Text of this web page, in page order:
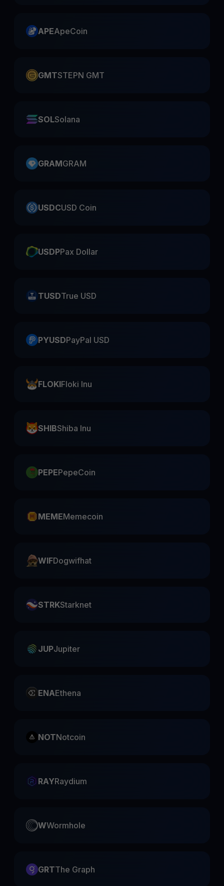
APEApeCoin
GMTSTEPN GMT
SOLSolana
GRAMGRAM
USDCUSD Coin
USDPPax Dollar
TUSDTrue USD
PYUSDPayPal USD
FLOKIFloki Inu
SHIBShiba Inu
PEPEPepeCoin
MEMEMemecoin
WIFDogwifhat
STRKStarknet
JUPJupiter
ENAEthena
NOTNotcoin
RAYRaydium
WWormhole
GRTThe Graph